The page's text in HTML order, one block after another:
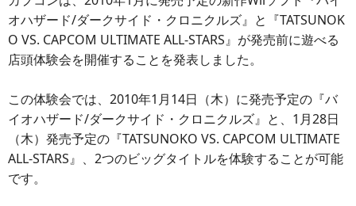
オハザード/ダークサイド・クロニクルズ』と『TATSUNOK
O VS. CAPCOM ULTIMATE ALL-STARS』が発売前に遊べる
店頭体験会を開催することを発表しました。
この体験会では、2010年1月14日（木）に発売予定の『バ
イオハザード/ダークサイド・クロニクルズ』と、1月28日
（木）発売予定の『TATSUNOKO VS. CAPCOM ULTIMATE
ALL-STARS』、2つのビッグタイトルを体験することが可能
です。